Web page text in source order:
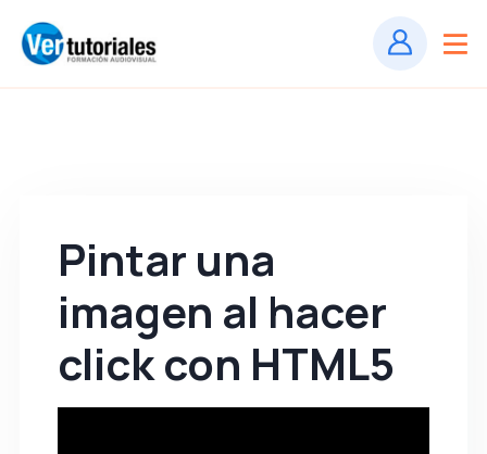
Pintar una
imagen al hacer
click con HTML5